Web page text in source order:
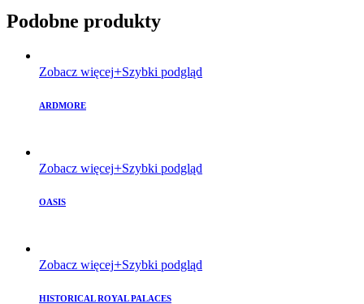
Podobne produkty
Zobacz więcej Szybki podgląd
ARDMORE
Zobacz więcej Szybki podgląd
OASIS
Zobacz więcej Szybki podgląd
HISTORICAL ROYAL PALACES